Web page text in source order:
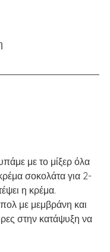
με το μίξερ όλα
σοκολάτα για 2-
η κρέμα.
με μεμβράνη και
στην κατάψυξη να